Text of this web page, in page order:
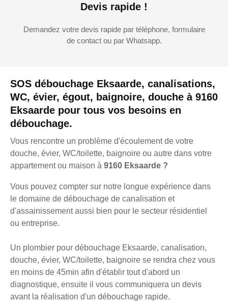
SOS débouchage Eksaarde, canalisations,
WC, évier, égout, baignoire, douche à 9160
Eksaarde pour tous vos besoins en
débouchage.
Vous rencontre un problème d'écoulement de votre
douche, évier, WC/toilette, baignoire ou autre dans votre
appartement ou maison à 9160 Eksaarde ?
Vous pouvez compter sur notre longue expérience dans
le domaine de débouchage de canalisation et
d'assainissement aussi bien pour le secteur résidentiel
ou entreprise.
Un plombier pour débouchage Eksaarde, canalisation,
douche, évier, WC/toilette, baignoire se rendra chez vous
en moins de 45min afin d'établir tout d'abord un
diagnostique, ensuite il vous communiquera un devis
avant la réalisation d'un débouchage rapide.
Devis rapide !
Demandez votre devis rapide par téléphone, formulaire
de contact ou par Whatsapp.